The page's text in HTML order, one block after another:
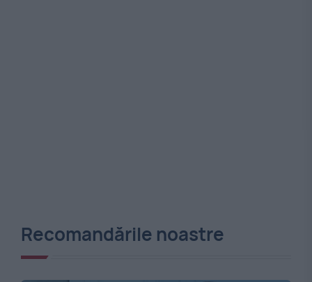
Recomandările noastre